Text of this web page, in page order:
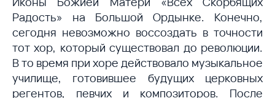
Радость» на Большой Ордынке. Конечно,
сегодня невозможно воссоздать в точности
тот хор, который существовал до революции.
В то время при хоре действовало музыкальное
училище, готовившее будущих церковных
регентов, певчих и композиторов. После